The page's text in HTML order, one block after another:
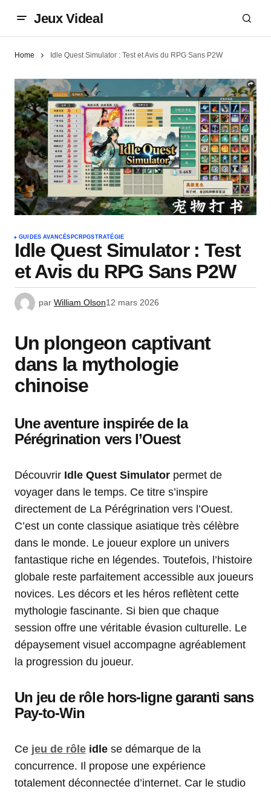
Jeux Videal
Home Idle Quest Simulator : Test et Avis du RPG Sans P2W
GUIDES AVANCÉS PC RPGSTRATÉGIE
Idle Quest Simulator : Test
et Avis du RPG Sans P2W
par William Olson12 mars 2026
Un plongeon captivant
dans la mythologie
chinoise
Une aventure inspirée de la
Pérégrination vers l’Ouest
Découvrir Idle Quest Simulator permet de
voyager dans le temps. Ce titre s’inspire
directement de La Pérégrination vers l’Ouest.
C’est un conte classique asiatique très célèbre
dans le monde. Le joueur explore un univers
fantastique riche en légendes. Toutefois, l’histoire
globale reste parfaitement accessible aux joueurs
novices. Les décors et les héros reflètent cette
mythologie fascinante. Si bien que chaque
session offre une véritable évasion culturelle. Le
dépaysement visuel accompagne agréablement
la progression du joueur.
Un jeu de rôle hors-ligne garanti sans
Pay-to-Win
Ce jeu de rôle idle se démarque de la
concurrence. Il propose une expérience
totalement déconnectée d’internet. Car le studio